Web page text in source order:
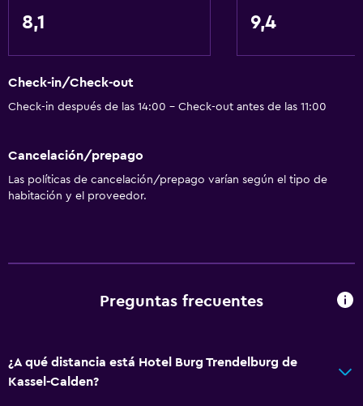
8,1 9,4
Check-in/Check-out
Check-in después de las 14:00 - Check-out antes de las 11:00
Cancelación/prepago
Las políticas de cancelación/prepago varían según el tipo de
habitación y el proveedor.
Preguntas frecuentes
¿A qué distancia está Hotel Burg Trendelburg de
Kassel-Calden?